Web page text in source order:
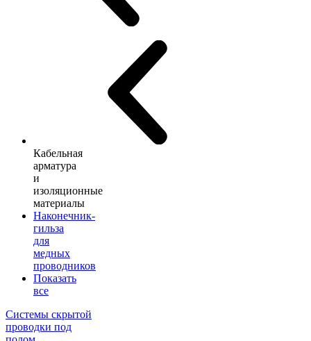
Кабельная
арматура
и
изоляционные
материалы
Наконечник-
гильза
для
медных
проводников
Показать
все
Системы скрытой
проводки под